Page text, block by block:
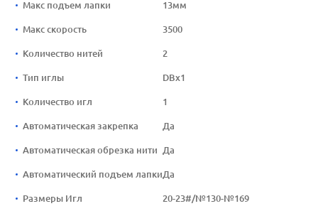
Макс подъем лапки 13мм
Макс скорость 3500
Количество нитей 2
Тип иглы DBx1
Количество игл 1
Автоматическая закрепка Да
Автоматическая обрезка нити Да
Автоматический подъем лапкиДа
Размеры Игл 20-23#/№130-№169